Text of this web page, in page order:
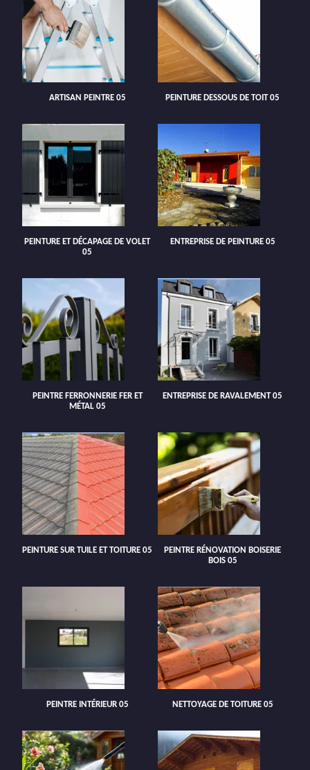
ARTISAN PEINTRE 05 PEINTURE DESSOUS DE TOIT 05
PEINTURE ET DÉCAPAGE DE VOLET
05
ENTREPRISE DE PEINTURE 05
PEINTRE FERRONNERIE FER ET
MÉTAL 05
ENTREPRISE DE RAVALEMENT 05
PEINTURE SUR TUILE ET TOITURE 05
PEINTRE RÉNOVATION BOISERIE
BOIS 05
PEINTRE INTÉRIEUR 05 NETTOYAGE DE TOITURE 05